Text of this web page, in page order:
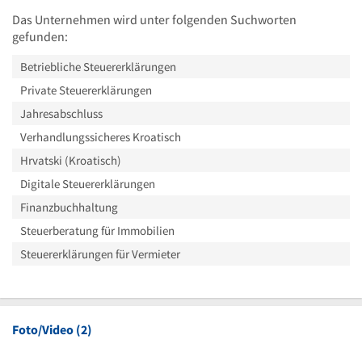
Das Unternehmen wird unter folgenden Suchworten
gefunden:
Betriebliche Steuererklärungen
Private Steuererklärungen
Jahresabschluss
Verhandlungssicheres Kroatisch
Hrvatski (Kroatisch)
Digitale Steuererklärungen
Finanzbuchhaltung
Steuerberatung für Immobilien
Steuererklärungen für Vermieter
Foto/Video (2)